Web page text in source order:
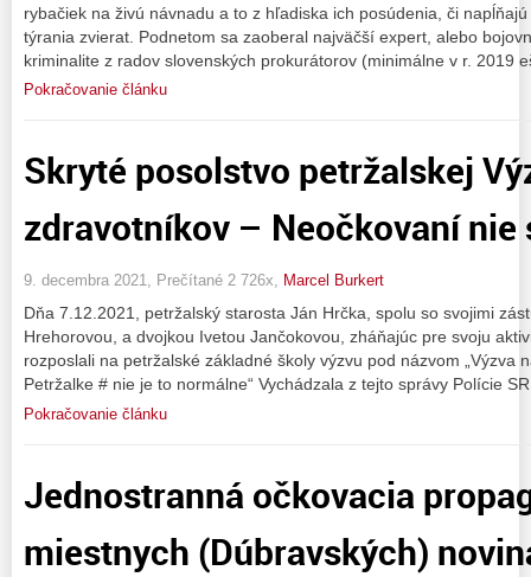
rybačiek na živú návnadu a to z hľadiska ich posúdenia, či
týrania zvierat. Podnetom sa zaoberal najväčší expert, alebo
kriminalite z radov slovenských prokurátorov (minimálne v r. 2019
Pokračovanie článku
Skryté posolstvo petržalskej
zdravotníkov – Neočkovaní nie
9. decembra 2021, Prečítané 2 726x, Marcel Burkert
Dňa 7.12.2021, petržalský starosta Ján Hrčka, spolu so svojimi
Hrehorovou, a dvojkou Ivetou Jančokovou, zháňajúc pre svoju
rozposlali na petržalské základné školy výzvu pod názvom „Výzva
Petržalke # nie je to normálne“ Vychádzala z tejto správy Polície
Pokračovanie článku
Jednostranná očkovacia
miestnych (Dúbravských)